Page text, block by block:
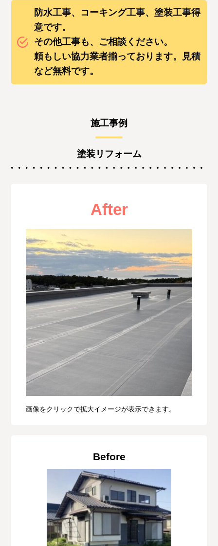
防水工事、コーキング工事、塗装工事得
意です。
その他工事も、ご相談ください。
頼もしい協力業者揃っております。見積
など無料です。
施工事例
塗装リフォーム
After
画像をクリックで拡大イメージが表示できます。
Before